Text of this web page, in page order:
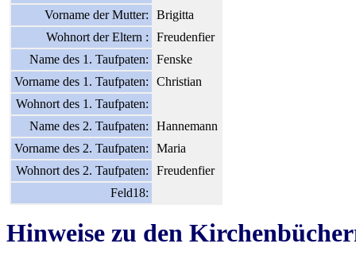
Vorname der Mutter:
Brigitta
Wohnort der Eltern :
Freudenfier
Name des 1. Taufpaten:
Fenske
Vorname des 1. Taufpaten:
Christian
Wohnort des 1. Taufpaten:
Name des 2. Taufpaten:
Hannemann
Vorname des 2. Taufpaten:
Maria
Wohnort des 2. Taufpaten:
Freudenfier
Feld18:
Hinweise zu den